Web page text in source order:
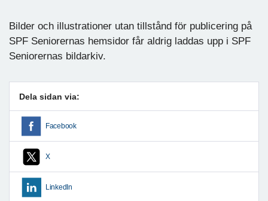
Bilder och illustrationer utan tillstånd för publicering på
SPF Seniorernas hemsidor får aldrig laddas upp i SPF
Seniorernas bildarkiv.
Dela sidan via:
Facebook
X
LinkedIn